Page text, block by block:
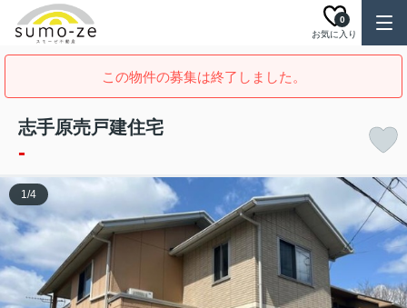
お気に入り
0
この物件の募集は終了しました。
志手原売戸建住宅
-
1/4